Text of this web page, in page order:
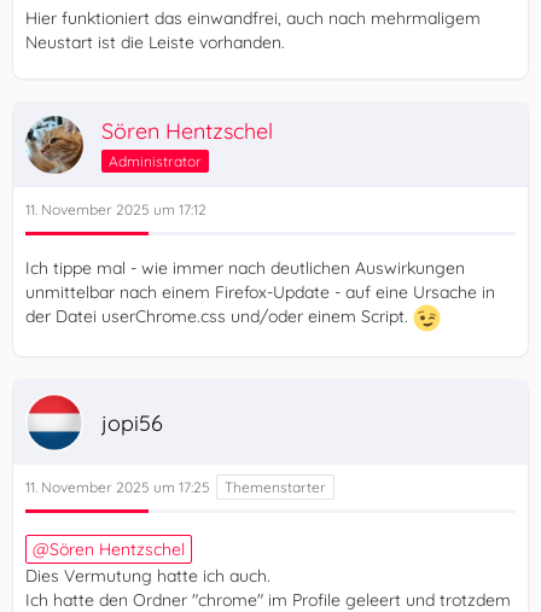
Hier funktioniert das einwandfrei, auch nach mehrmaligem
Neustart ist die Leiste vorhanden.
Sören Hentzschel
Administrator
11. November 2025 um 17:12
Ich tippe mal - wie immer nach deutlichen Auswirkungen
unmittelbar nach einem Firefox-Update - auf eine Ursache in
der Datei userChrome.css und/oder einem Script.
jopi56
11. November 2025 um 17:25
Sören Hentzschel
Dies Vermutung hatte ich auch.
Ich hatte den Ordner "chrome" im Profile geleert und trotzdem